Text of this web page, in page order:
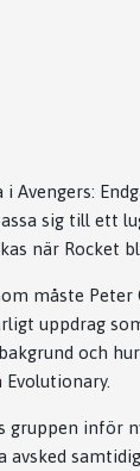
Avengers:
sig till ett
när Rocket
måste
uppdrag
och
gruppen inför
avsked